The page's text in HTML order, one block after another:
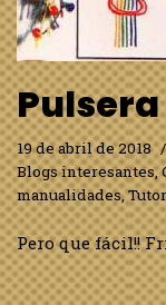
19 de abril de 2018
Blogs interesantes,
manualidades,
Pero que fácil!!